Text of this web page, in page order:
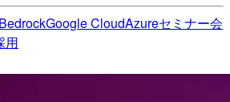
BedrockGoogle CloudAzureセミナー会
用